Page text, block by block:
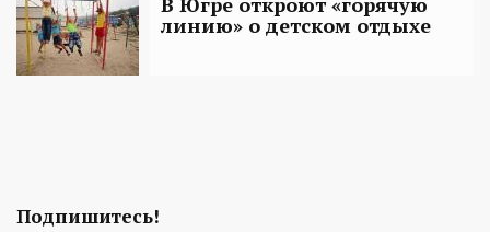
линию» о детском отдыхе
Подпишитесь!